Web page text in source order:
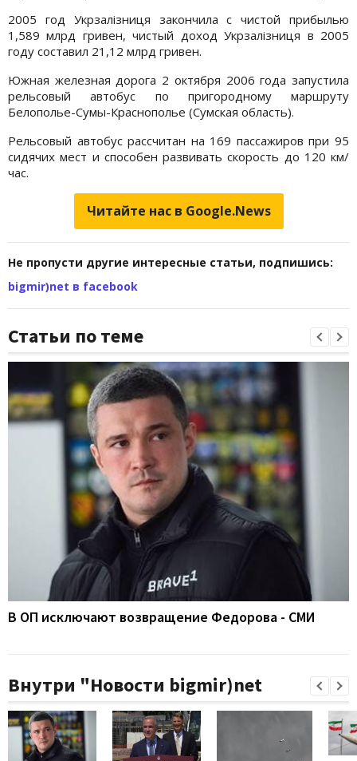
2005 год Укрзалізниця закончила с чистой прибылью
1,589 млрд гривен, чистый доход Укрзалізниця в 2005
году составил 21,12 млрд гривен.
Южная железная дорога 2 октября 2006 года запустила
рельсовый автобус по пригородному маршруту
Белополье-Сумы-Краснополье (Сумская область).
Рельсовый автобус рассчитан на 169 пассажиров при 95
сидячих мест и способен развивать скорость до 120 км/
час.
Читайте нас в Google.News
Не пропусти другие интересные статьи, подпишись:
bigmir)net в facebook
Статьи по теме
В ОП исключают возвращение Федорова - СМИ
Внутри "Новости bigmir)net